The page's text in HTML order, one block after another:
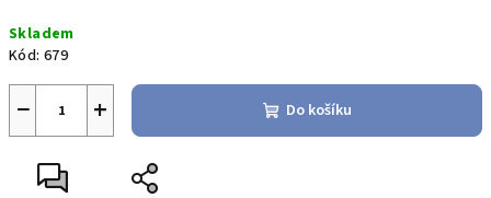
cena:
Skladem
Kód: 679
+
− Do košíku